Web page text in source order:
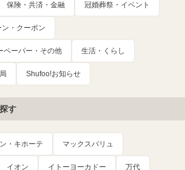
保険・共済・金融 冠婚葬祭・イベント
・クーポン
ペーパー・その他 生活・くらし
Shufoo!お知らせ
す
ン・キホーテ マックスバリュ
イオン イトーヨーカドー 万代